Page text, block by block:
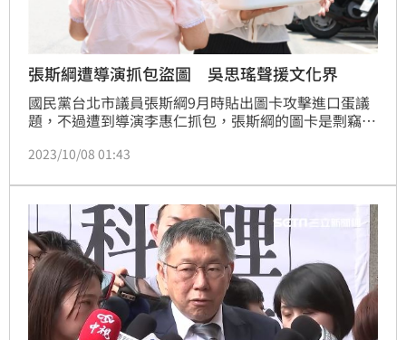
張斯綱遭導演抓包盜圖 吳思瑤聲援文化界
國民黨台北市議員張斯綱9月時貼出圖卡攻擊進口蛋議
題，不過遭到導演李惠仁抓包，張斯綱的圖卡是剽竊近
在臉書道歉並稱這是「二創」，但也已將圖卡刪除，李
立委吳思瑤今（8）日表示，張斯綱是念法律的，對智
財法規的理解，以及對剽竊行為的態度讓人氣憤，這樣
的人沒有常識，也欠缺法律人的風骨，還想選立委？
2023/10/08 01:43